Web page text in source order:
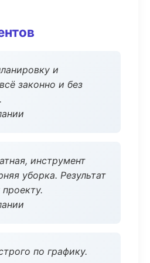
и
законно и без
инструмент
уборка. Результат
по графику.